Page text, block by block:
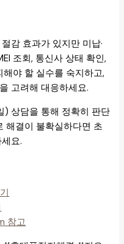
감 효과가 있지만 미납·
조회, 통신사 상태 확인,
야 할 실수를 숙지하고,
고려해 대응하세요.
) 상담을 통해 정확히 판단
해결이 불확실하다면 초
요.
참고